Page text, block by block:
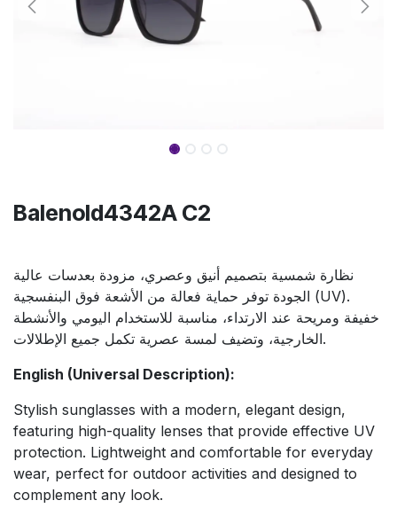
Balenold4342A C2
نظارة شمسية بتصميم أنيق وعصري، مزودة بعدسات عالية
الجودة توفر حماية فعالة من الأشعة فوق البنفسجية (UV).
خفيفة ومريحة عند الارتداء، مناسبة للاستخدام اليومي والأنشطة
الخارجية، وتضيف لمسة عصرية تكمل جميع الإطلالات.
English (Universal Description):
Stylish sunglasses with a modern, elegant design,
featuring high-quality lenses that provide effective UV
protection. Lightweight and comfortable for everyday
wear, perfect for outdoor activities and designed to
complement any look.